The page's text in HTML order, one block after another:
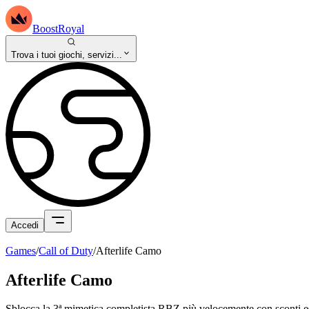
BoostRoyal
Trova i tuoi giochi, servizi...
Accedi
Games/Call of Duty/Afterlife Camo
Afterlife Camo